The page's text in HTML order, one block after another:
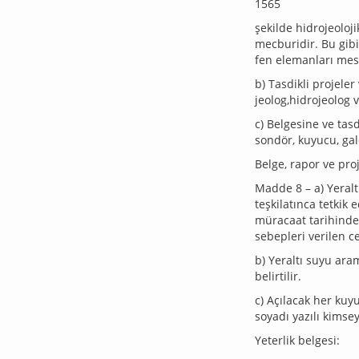
1565
şekilde
mecburidir. Bu
fen elemanları
b) Tasdikli
jeolog,hidrojeolog
c) Belgesine ve
sondör, kuyucu,
Belge, rapor ve
Madde 8 – a)
teşkilatınca tetkik
müracaat
sebepleri verilen
b) Yeraltı suyu
belirtilir.
c) Açılacak her
soyadı yazılı
Yeterlik belgesi: